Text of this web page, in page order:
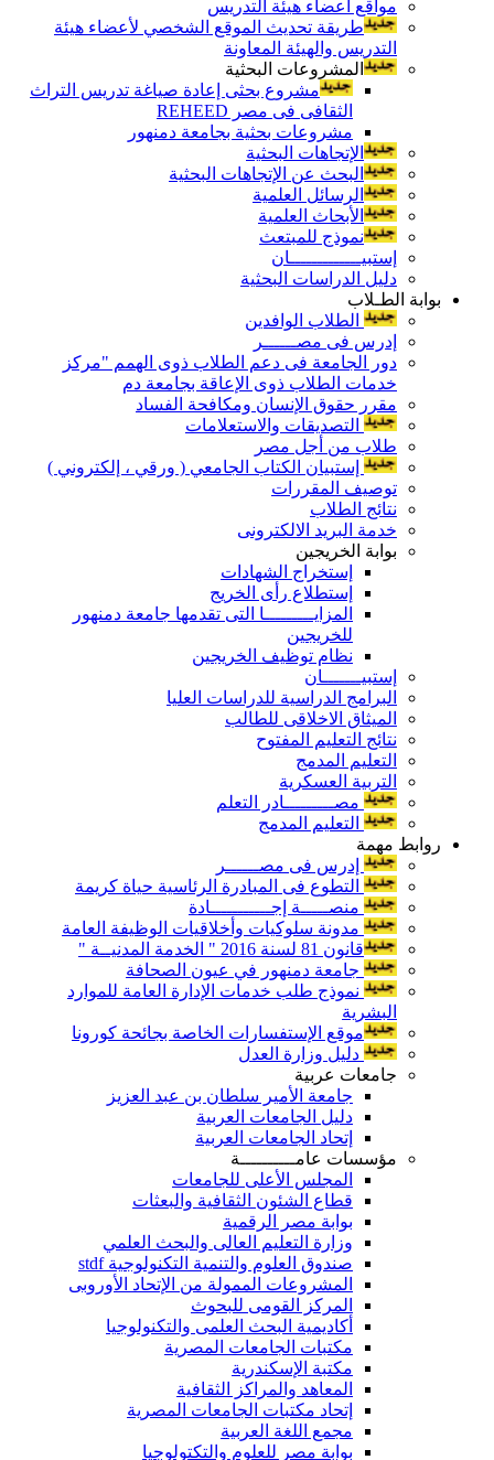
مواقع أعضاء هيئة التدريس
طريقة تحديث الموقع الشخصي لأعضاء هيئة
التدريس والهيئة المعاونة
المشروعات البحثية
مشروع بحثى إعادة صياغة تدريس التراث
الثقافى فى مصر REHEED
مشروعات بحثية بجامعة دمنهور
الإتجاهات البحثية
البحث عن الإتجاهات البحثية
الرسائل العلمية
الأبحاث العلمية
نموذج للمبتعث
إستبيـــــــــــــان
دليل الدراسات البحثية
بوابة الطـلاب
الطلاب الوافدين
إدرس فى مصــــــر
دور الجامعة فى دعم الطلاب ذوى الهمم "مركز
خدمات الطلاب ذوى الإعاقة بجامعة دم
مقرر حقوق الإنسان ومكافحة الفساد
التصديقات والاستعلامات
طلاب من أجل مصر
إستبيان الكتاب الجامعي ( ورقي ، إلكتروني )
توصيف المقررات
نتائج الطلاب
خدمة البريد الالكترونى
بوابة الخريجين
إستخراج الشهادات
إستطلاع رأى الخريج
المزايـــــــــا التى تقدمها جامعة دمنهور
للخريجين
نظام توظيف الخريجين
إستبيـــــــان
البرامج الدراسية للدراسات العليا
الميثاق الاخلاقى للطالب
نتائج التعليم المفتوح
التعليم المدمج
التربية العسكرية
مصـــــــــادر التعلم
التعليم المدمج
روابط مهمة
إدرس فى مصــــــر
التطوع فى المبادرة الرئاسية حياة كريمة
منصـــــة إجـــــــــــادة
مدونة سلوكيات وأخلاقيات الوظيفة العامة
قانون 81 لسنة 2016 " الخدمة المدنيــة "
جامعة دمنهور في عيون الصحافة
نموذج طلب خدمات الإدارة العامة للموارد
البشرية
موقع الإستفسارات الخاصة بجائحة كورونا
دليل وزارة العدل
جامعات عربية
جامعة الأمير سلطان بن عبد العزيز
دليل الجامعات العربية
إتحاد الجامعات العربية
مؤسسات عامــــــــــة
المجلس الأعلى للجامعات
قطاع الشئون الثقافية والبعثات
بوابة مصر الرقمية
وزارة التعليم العالى والبحث العلمي
صندوق العلوم والتنمية التكنولوجية stdf
المشروعات الممولة من الإتحاد الأوروبى
المركز القومى للبحوث
أكاديمية البحث العلمى والتكنولوجيا
مكتبات الجامعات المصرية
مكتبة الإسكندرية
المعاهد والمراكز الثقافية
إتحاد مكتبات الجامعات المصرية
مجمع اللغة العربية
بوابة مصر للعلوم والتكتولوجيا